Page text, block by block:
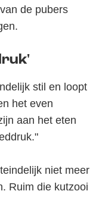
de pubers
stil en loopt
het even
aan het eten
niet meer
Ruim die kutzooi